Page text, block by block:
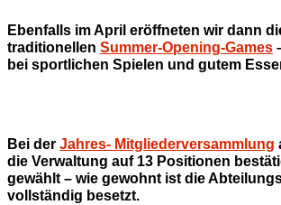
Ebenfalls im April eröffneten wir dann
traditionellen Summer-Opening-Games
bei sportlichen Spielen und gutem
Bei der Jahres- Mitgliederversammlung
die Verwaltung auf 13 Positionen
gewählt – wie gewohnt ist die
vollständig besetzt.